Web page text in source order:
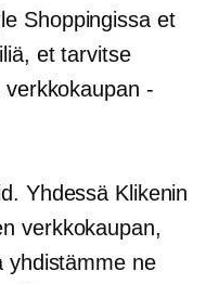
Shoppingissa et
et tarvitse
verkkokaupan -
Yhdessä Klikenin
verkkokaupan,
yhdistämme ne